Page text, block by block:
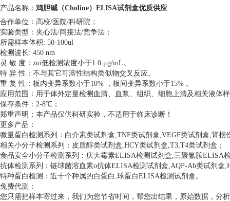
产品名称： 鸡胆碱（Choline）ELISA试剂盒优质供应
合作单位：高校/医院/科研院；
实验类型：夹心法/间接法/竞争法；
所需样本体积: 50-100ul
检测波长: 450 nm
灵 敏 度：zui低检测浓度小于1.0 μg/mL。
特 异 性：不与其它可溶性结构类似物交叉反应。
重 复 性：板内变异系数小于10% ，板间变异系数小于15% 。
应用范围：用于体外定量检测血清、血浆、组织、细胞上清及相关液体
保存条件：2-8℃；
郑重声明：本产品仅供科研实验，不适用于临床诊断！
更多产品：
微量蛋白检测系列：白介素类试剂盒,TNF类试剂盒,VEGF类试剂盒,肾损
相关小分子检测系列：皮质醇类试剂盒,HCY类试剂盒,T3,T4类试剂盒；
食品安全小分子检测系列：庆大霉素ELISA检测试剂盒,三聚氰胺ELISA
抗体检测系列：链球菌溶血素o抗体ELISA检测试剂盒,AQP-Ab类试剂盒
特种蛋白检测：近十个种属的白蛋白,球蛋白ELISA检测试剂盒。
免费代测：
您只需把样本寄过来，我们为您节省时间，帮您出结果，原始数据，分